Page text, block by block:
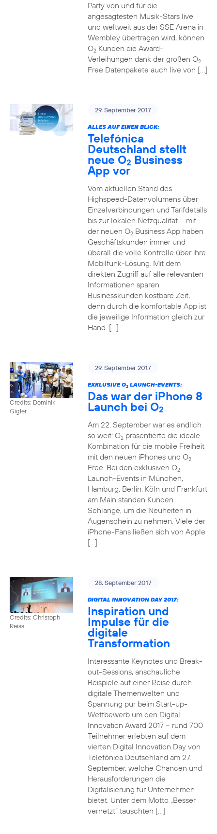
Party von und für die
angesagtesten Musik-Stars live
und weltweit aus der SSE Arena in
Wembley übertragen wird, können
O2Kunden die Award-
Verleihungen dank der großen O2
Free Datenpakete auch live von […]
29. September 2017
ALLES AUF EINEN BLICK:
Telefónica
Deutschland stellt
neue O2 Business
App vor
Vom aktuellen Stand des
Highspeed-Datenvolumens über
Einzelverbindungen und Tarifdetails
bis zur lokalen Netzqualität – mit
der neuen O2Business App haben
Geschäftskunden immer und
überall die volle Kontrolle über ihre
Mobilfunk-Lösung. Mit dem
direkten Zugriff auf alle relevanten
Informationen sparen
Businesskunden kostbare Zeit,
denn durch die komfortable App ist
die jeweilige Information gleich zur
Hand. […]
Credits: Dominik
Gigler
29. September 2017
EXKLUSIVE O2LAUNCH-EVENTS:
Das war der iPhone 8
Launch bei O2
Am 22. September war es endlich
so weit: O2präsentierte die ideale
Kombination für die mobile Freiheit
mit den neuen iPhones und O2
Free. Bei den exklusiven O2
Launch-Events in München,
Hamburg, Berlin, Köln und Frankfurt
am Main standen Kunden
Schlange, um die Neuheiten in
Augenschein zu nehmen. Viele der
iPhone-Fans ließen sich von Apple
[…]
Credits: Christoph
Reiss
28. September 2017
DIGITAL INNOVATION DAY 2017:
Inspiration und
Impulse für die
digitale
Transformation
Interessante Keynotes und Break-
out-Sessions, anschauliche
Beispiele auf einer Reise durch
digitale Themenwelten und
Spannung pur beim Start-up-
Wettbewerb um den Digital
Innovation Award 2017 – rund 700
Teilnehmer erlebten auf dem
vierten Digital Innovation Day von
Telefónica Deutschland am 27.
September, welche Chancen und
Herausforderungen die
Digitalisierung für Unternehmen
bietet. Unter dem Motto „Besser
vernetzt“ tauschten […]